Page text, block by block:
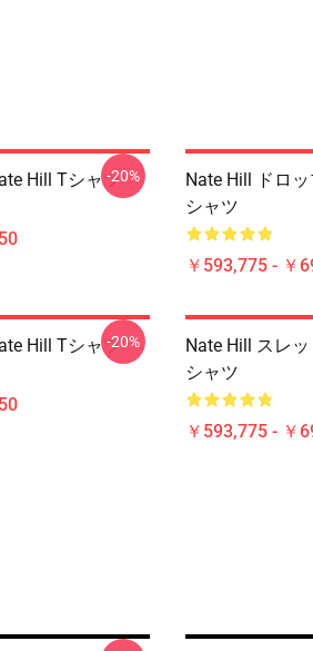
Hill Tシャツ-20%
Nate Hill ドロ
シャツ
￥593,775 - ￥
Hill Tシャツ-20%
Nate Hill スレ
シャツ
￥593,775 - ￥